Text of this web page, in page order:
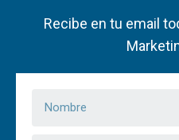
Recibe en tu email